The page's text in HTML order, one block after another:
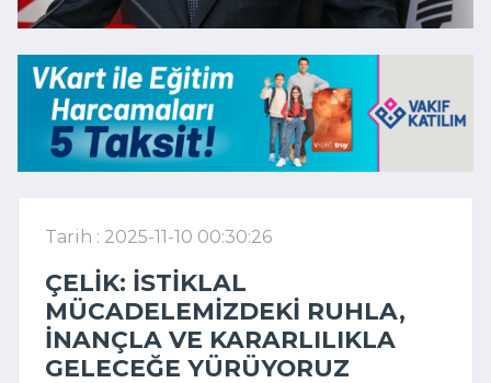
Tarih : 2025-11-10 00:30:26
ÇELIK: İSTIKLAL
MÜCADELEMIZDEKI RUHLA,
INANÇLA VE KARARLILIKLA
GELECEĞE YÜRÜYORUZ